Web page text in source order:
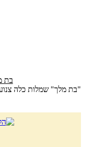
בת
"בת מלך" שמלות כלה